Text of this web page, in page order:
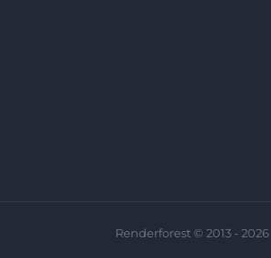
Renderforest © 2013 - 2026